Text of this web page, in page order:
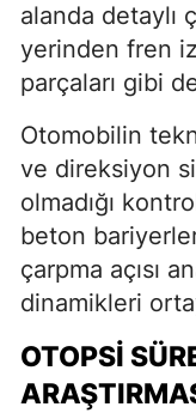
alanda detaylı
yerinden fren
parçaları gibi
Otomobilin
ve direksiyon
olmadığı
beton
çarpma açısı
dinamikleri
OTOPSI